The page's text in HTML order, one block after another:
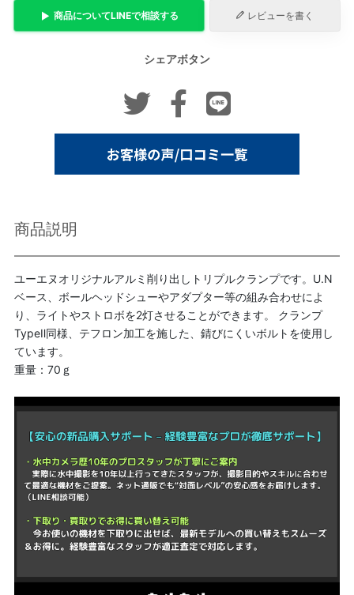
商品についてLINEで相談する レビューを書く
シェアボタン
商品説明
ユーエヌオリジナルアルミ削り出しトリプルクランプです。U.N
ベース、ボールヘッドシューやアダプター等の組み合わせによ
り、ライトやストロボを2灯させることができます。 クランプ
TypeⅡ同様、テフロン加工を施した、錆びにくいボルトを使用し
ています。
重量：70ｇ